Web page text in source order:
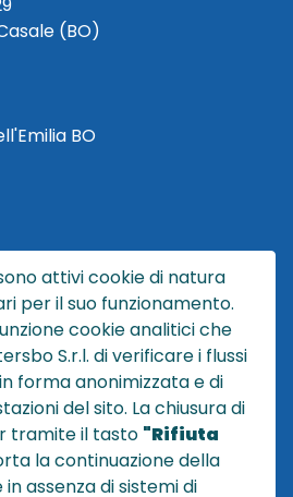
(BO)
BO
attivi cookie di natura
per il suo funzionamento.
cookie analitici che
S.r.l. di verificare i flussi
forma anonimizzata e di
del sito. La chiusura di
tramite il tasto "Rifiuta
la continuazione della
in assenza di sistemi di